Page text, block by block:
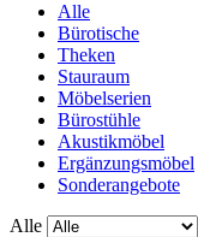
Alle
Bürotische
Theken
Stauraum
Möbelserien
Bürostühle
Akustikmöbel
Ergänzungsmöbel
Sonderangebote
Alle